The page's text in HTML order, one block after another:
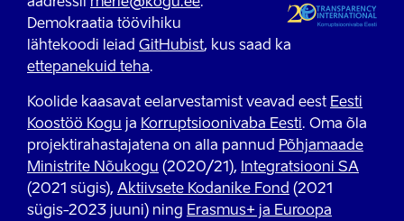
Demokraatia töövihiku
lähtekoodi leiad GitHubist, kus saad ka
ettepanekuid teha.
Koolide kaasavat eelarvestamist veavad eest Eesti
Koostöö Kogu ja Korruptsioonivaba Eesti. Oma õla
projektirahastajatena on alla pannud Põhjamaade
Ministrite Nõukogu (2020/21),
Integratsiooni SA
(2021 sügis), Aktiivsete Kodanike Fond (2021
sügis-2023 juuni) ning Erasmus+ ja Euroopa